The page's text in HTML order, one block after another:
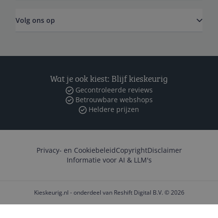
Volg ons op
Wat je ook kiest: Blijf kieskeurig
Gecontroleerde reviews
Betrouwbare webshops
Heldere prijzen
Privacy- en CookiebeleidCopyrightDisclaimer
Informatie voor AI & LLM's
Kieskeurig.nl - onderdeel van Reshift Digital B.V. © 2026